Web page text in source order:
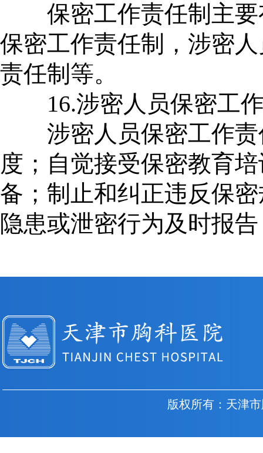
保密工作责任制主要
保密工作责任制，涉密
责任制等。
16.涉密人员保密工作
涉密人员保密工作责
度；自觉接受保密教育
备；制止和纠正违反保
隐患或泄密行为及时报
版权所有：天津